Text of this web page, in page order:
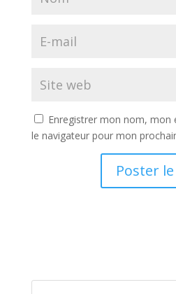
Enregistrer mon nom, mon
le navigateur pour mon